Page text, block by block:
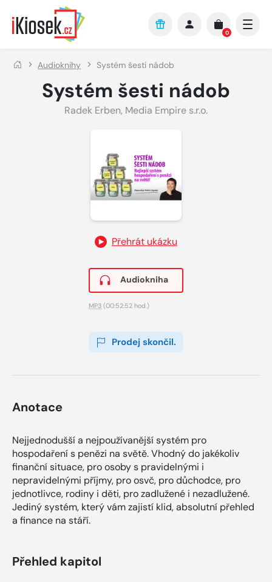
Přejít na hlavní obsah
0
Audioknihy Systém šesti nádob
Systém šesti nádob
Radek Erben, Media Empire s.r.o.
Přehrát ukázku
Audiokniha
MP3 (00:52:52 hod.)
Prodej skončil.
Anotace
Nejjednodušší a nejpoužívanější systém pro
hospodaření s penězi na světě. Vhodný do jakékoliv
finanční situace, pro osoby s pravidelnými i
nepravidelnými příjmy, pro osvč, pro důchodce, pro
jednotlivce, rodiny i děti, pro zadlužené i nezadlužené.
Jediný systém, který vám zajistí klid, absolutní přehled
a finance na stáří.
Přehled kapitol